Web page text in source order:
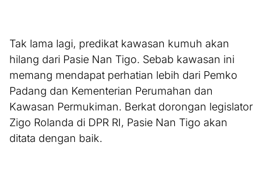
Tak lama lagi, predikat kawasan kumuh akan
hilang dari Pasie Nan Tigo. Sebab kawasan ini
memang mendapat perhatian lebih dari Pemko
Padang dan Kementerian Perumahan dan
Kawasan Permukiman. Berkat dorongan legislator
Zigo Rolanda di DPR RI, Pasie Nan Tigo akan
ditata dengan baik.